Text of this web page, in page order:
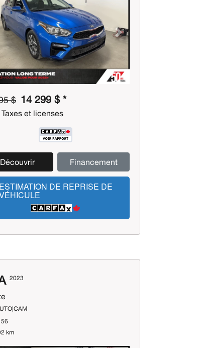
Next
$ 14 299 $ *
et licenses
Découvrir Financement
ESTIMATION DE REPRISE DE
2023
km